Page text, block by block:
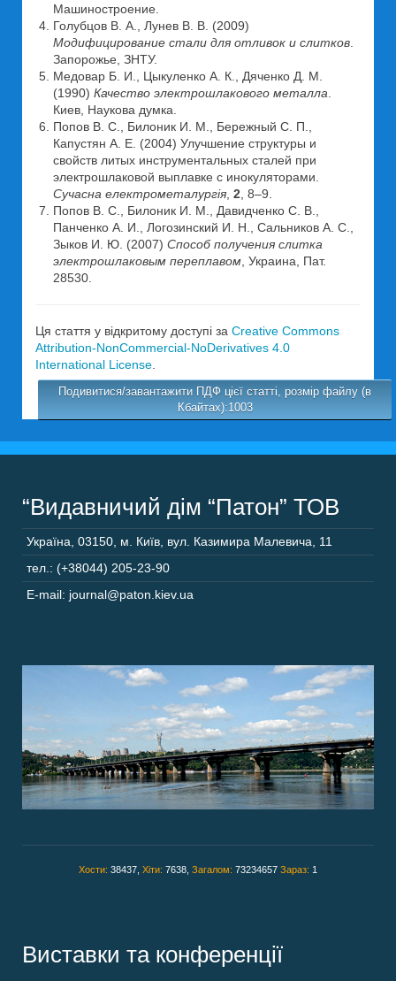
Машиностроение.
Голубцов В. А., Лунев В. В. (2009)
Модифицирование стали для отливок и слитков
Запорожье, ЗНТУ.
Медовар Б. И., Цыкуленко А. К., Дяченко Д. М.
(1990) Качество электрошлакового металла
Киев, Наукова думка.
Попов В. С., Билоник И. М., Бережный С. П.,
Капустян А. Е. (2004) Улучшение структуры и
свойств литых инструментальных сталей при
электрошлаковой выплавке с инокуляторами.
Сучасна електрометалургія 2 , 8–9.
Попов В. С., Билоник И. М., Давидченко С. В.,
Панченко А. И., Логозинский И. Н., Сальников А. С.,
Зыков И. Ю. (2007) Способ получения слитка
электрошлаковым переплавом , Украина, Пат.
28530.
Ця стаття у відкритому доступі за Creative Commons
Attribution-NonCommercial-NoDerivatives 4.0
International License
Подивитися/завантажити ПДФ цієї статті, розмір файлу (в
Кбайтах):1003
“Видавничий дім “Патон” ТОВ
Україна 03150 м. Київ, вул. Казимира Малевича, 11
тел.: (+38044) 205-23-90
E-mail: journal@paton.kiev.ua
Хости: 38437, Хіти: 7638, Загалом: 73234657 Зараз: 1
Виставки та конференції